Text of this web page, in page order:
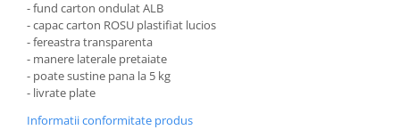
PAHARE DIN CARTON
PUNGI DIN CARTON PENTRU
CADOU
SMART-BOX: CUTII INALTE PENTRU
PRAJITURI, CU TAVITA INCLUSA
- fund carton ondulat ALB
- capac carton ROSU plastifiat lucios
- fereastra transparenta
- manere laterale pretaiate
- poate sustine pana la 5 kg
- livrate plate
Informatii conformitate produs